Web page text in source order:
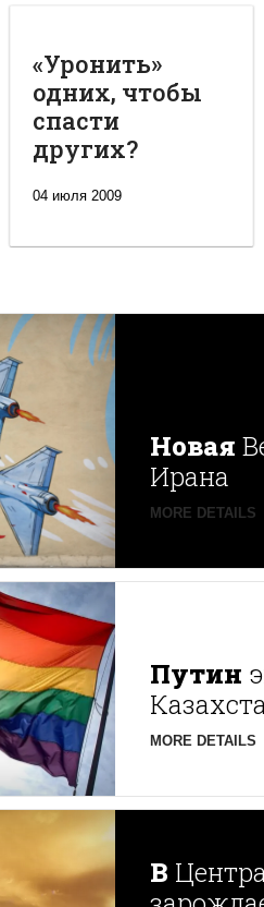
«Уронить»
одних, чтобы
спасти
других?
04 июля 2009
Новая
Ирана
MORE DETAILS
Путин
MORE DETAILS
В